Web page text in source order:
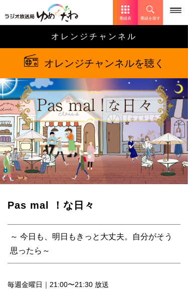
番組表 番組を探す
オレンジチャンネル
オレンジチャンネルを聴く
Pas mal ！な日々
～ 今日も、明日もきっと大丈夫。自分がそう
思ったら～
毎週金曜日｜21:00〜21:30 放送